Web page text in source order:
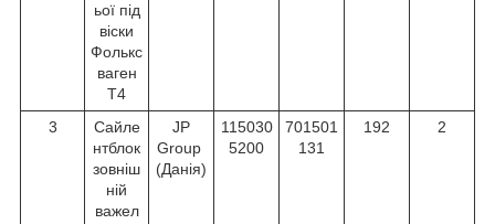
ьої під
віски
Фолькс
ваген
Т4
3
Сайле
нтблок
зовніш
ній
важел
JP
Group
(Данія)
115030
5200
701501
131
192 2